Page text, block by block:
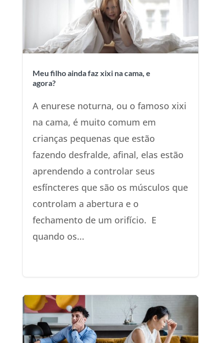
Meu filho ainda faz xixi na cama, e
agora?
A enurese noturna, ou o famoso xixi
na cama, é muito comum em
crianças pequenas que estão
fazendo desfralde, afinal, elas estão
aprendendo a controlar seus
esfíncteres que são os músculos que
controlam a abertura e o
fechamento de um orifício. E
quando os...